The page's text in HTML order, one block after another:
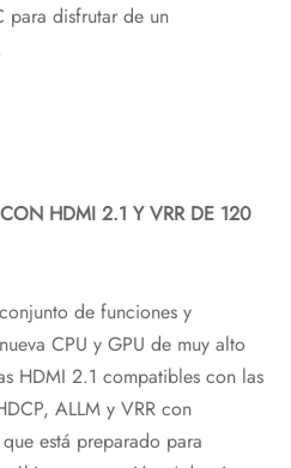
para disfrutar de un
HDMI 2.1 Y VRR DE 120
de funciones y
CPU y GPU de muy alto
HDMI 2.1 compatibles con las
ALLM y VRR con
está preparado para